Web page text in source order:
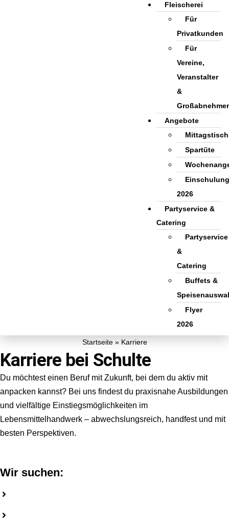
Fleischerei
Für
Privatkunden
Für
Vereine,
Veranstalter
&
Großabnehmer
Angebote
Mittagstisch
Spartüte
Einschulung
2026
Partyservice &
Catering
Partyservice
&
Catering
Buffets &
Flyer
2026
Startseite» Karriere
Karriere bei Schulte
Du möchtest einen Beruf mit Zukunft, bei dem du aktiv mit
anpacken kannst? Bei uns findest du praxisnahe Ausbildungen
und vielfältige Einstiegsmöglichkeiten im
Lebensmittelhandwerk – abwechslungsreich, handfest und mit
besten Perspektiven.
Wir suchen: